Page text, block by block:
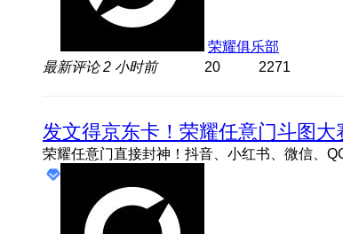
荣耀俱乐部
最新评论2 小时前 20 2271
发文得京东卡！荣耀任意门斗图大